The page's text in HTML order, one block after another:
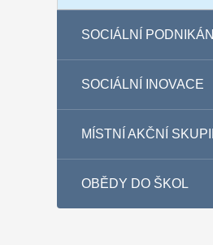
SOCIÁLNÍ PODNIKÁNÍ
SOCIÁLNÍ INOVACE
MÍSTNÍ AKČNÍ
OBĚDY DO ŠKOL